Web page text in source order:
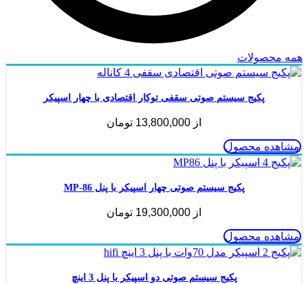
همه محصولات
پکیج سیستم صوتی سقفی توکار اقتصادی با چهار اسپیکر
از 13,800,000 تومان
مشاهده محصول
پکیج سیستم صوتی چهار اسپیکر با پنل MP-86
از 19,300,000 تومان
مشاهده محصول
پکیج سیستم صوتی دو اسپیکر با پنل 3 اینچ